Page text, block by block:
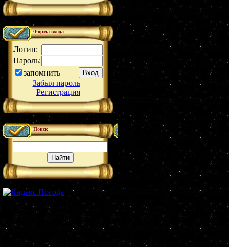
Форма входа
Логин:
Пароль:
запомнить
Забыл пароль|
Регистрация
Поиск